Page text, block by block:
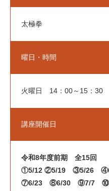
講座案内
前期教養講座一覧
財団情報
太極拳
曜日・時間
火曜日 14：00～15：30
講座開催日
令和8年度前期 全15回
①5/12 ②5/19 ③5/26
⑦6/23 ⑧6/30 ⑨7/7